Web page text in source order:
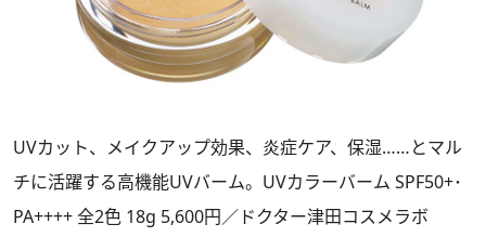
UVカット、メイクアップ効果、炎症ケア、保湿……とマル
チに活躍する高機能UVバーム。UVカラーバーム SPF50+･
PA++++ 全2色 18g 5,600円／ドクター津田コスメラボ